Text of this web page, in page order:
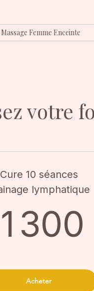
Massage Femme Enceinte
votre
Cure 10 séances
lymphatique
1 300
Acheter